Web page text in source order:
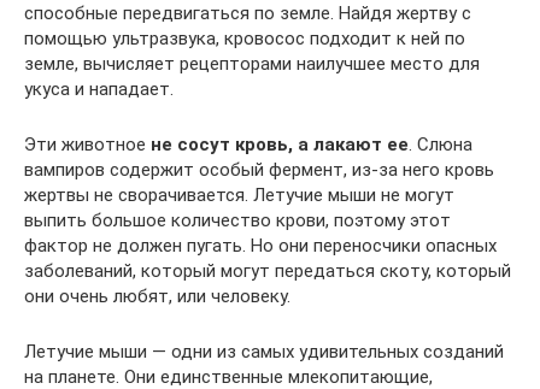
способные передвигаться по земле. Найдя жертву с
помощью ультразвука, кровосос подходит к ней по
земле, вычисляет рецепторами наилучшее место для
укуса и нападает.
Эти животное не сосут кровь, а лакают ее . Слюна
вампиров содержит особый фермент, из-за него кровь
жертвы не сворачивается. Летучие мыши не могут
выпить большое количество крови, поэтому этот
фактор не должен пугать. Но они переносчики опасных
заболеваний, который могут передаться скоту, который
они очень любят, или человеку.
Летучие мыши — одни из самых удивительных созданий
на планете. Они единственные млекопитающие,